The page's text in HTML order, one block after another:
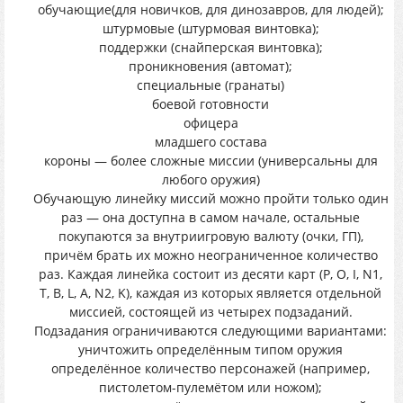
обучающие(для новичков, для динозавров, для людей);
штурмовые (штурмовая винтовка);
поддержки (снайперская винтовка);
проникновения (автомат);
специальные (гранаты)
боевой готовности
офицера
младшего состава
короны — более сложные миссии (универсальны для
любого оружия)
Обучающую линейку миссий можно пройти только один
раз — она доступна в самом начале, остальные
покупаются за внутриигровую валюту (очки, ГП),
причём брать их можно неограниченное количество
раз. Каждая линейка состоит из десяти карт (P, O, I, N1,
T, B, L, A, N2, K), каждая из которых является отдельной
миссией, состоящей из четырех подзаданий.
Подзадания ограничиваются следующими вариантами:
уничтожить определённым типом оружия
определённое количество персонажей (например,
пистолетом-пулемётом или ножом);